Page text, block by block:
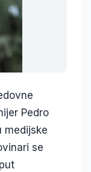
Pedro
medijske
se